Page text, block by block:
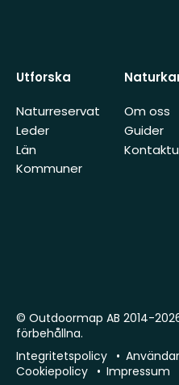
Utforska
Naturreservat
Leder
Län
Kommuner
Om oss
Guider
© Outdoormap AB 2014-
förbehållna.
Integritetspolicy
Cookiepolicy
Impressum